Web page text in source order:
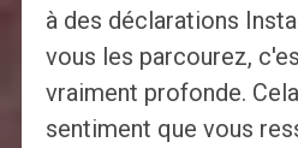
à des déclarations
vous les parcourez,
vraiment profonde.
sentiment que vous